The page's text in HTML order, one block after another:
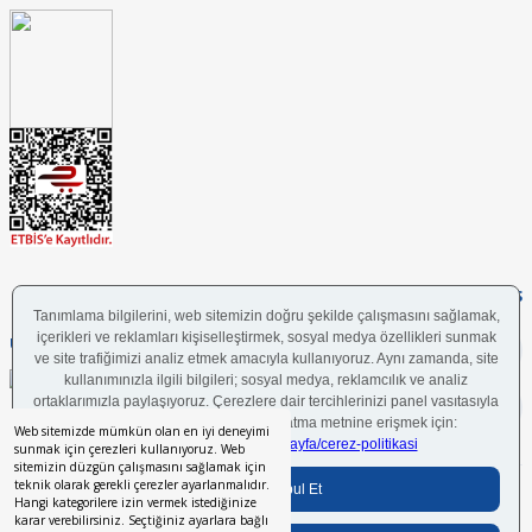
Web sitemizde mümkün olan en iyi deneyimi
sunmak için çerezleri kullanıyoruz. Web
sitemizin düzgün çalışmasını sağlamak için
teknik olarak gerekli çerezler ayarlanmalıdır.
Hangi kategorilere izin vermek istediğinize
karar verebilirsiniz. Seçtiğiniz ayarlara bağlı
UYGULAMAMIZI İNDİRİN
FOLLOW US
Bilgi Toplumu Hizmetleri BGYS Politikası Çerez Politikası